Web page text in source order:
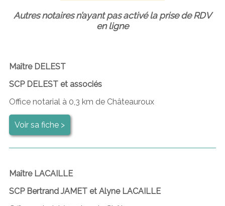
Autres notaires n’ayant pas activé la prise de RDV
en ligne
Maître DELEST
SCP DELEST et associés
Office notarial à 0,3 km de Châteauroux
Voir sa fiche >
Maître LACAILLE
SCP Bertrand JAMET et Alyne LACAILLE